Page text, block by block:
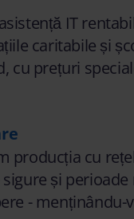
IT
caritabile și
cu prețuri
producția cu
și
- menținându-